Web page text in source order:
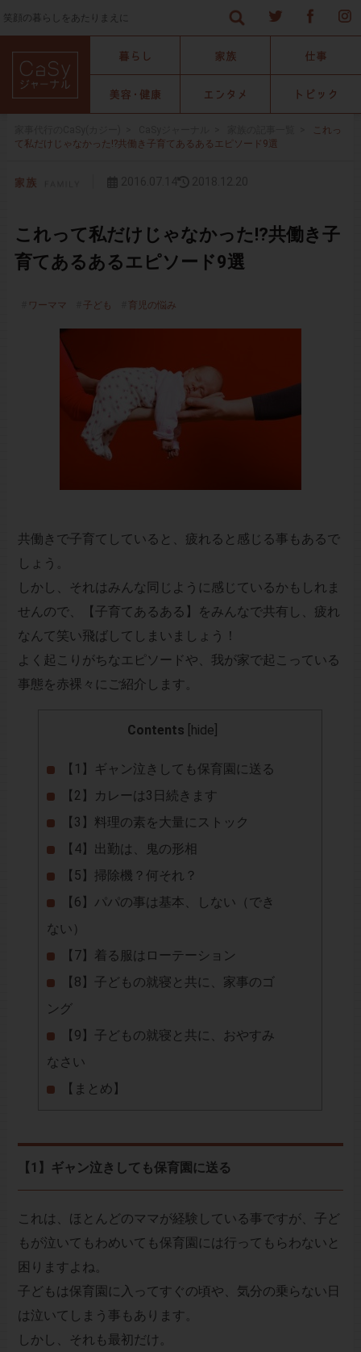
笑顔の暮らしをあたりまえに
これっ
て私だけじゃなかった!?共働き子育てあるあるエピソード9選
これって私だけじゃなかった!?共働き子
育てあるあるエピソード9選
ワーママ 子ども 育児の悩み
共働きで子育てしていると、疲れると感じる事もあるで
しょう。
しかし、それはみんな同じように感じているかもしれま
せんので、【子育てあるある】をみんなで共有し、疲れ
なんて笑い飛ばしてしまいましょう！
よく起こりがちなエピソードや、我が家で起こっている
事態を赤裸々にご紹介します。
Contents hide
【1】ギャン泣きしても保育園に送る
【2】カレーは3日続きます
【3】料理の素を大量にストック
【4】出勤は、鬼の形相
【5】掃除機？何それ？
【6】パパの事は基本、しない（でき
ない）
【7】着る服はローテーション
【8】子どもの就寝と共に、家事のゴ
ング
【9】子どもの就寝と共に、おやすみ
なさい
【まとめ】
【1】ギャン泣きしても保育園に送る
これは、ほとんどのママが経験している事ですが、子ど
もが泣いてもわめいても保育園には行ってもらわないと
困りますよね。
子どもは保育園に入ってすぐの頃や、気分の乗らない日
は泣いてしまう事もあります。
しかし、それも最初だけ。